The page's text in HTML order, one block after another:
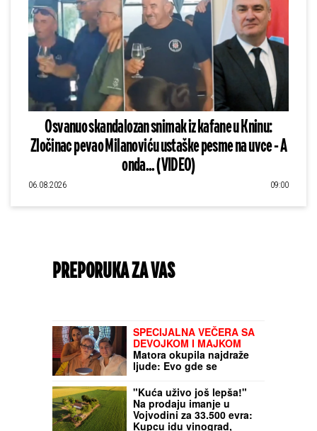
Osvanuo skandalozan snimak iz kafane u Kninu:
Zločinac pevao Milanoviću ustaške pesme na uvce - A
onda... (VIDEO)
06.08.2026 09:00
PREPORUKA ZA VAS